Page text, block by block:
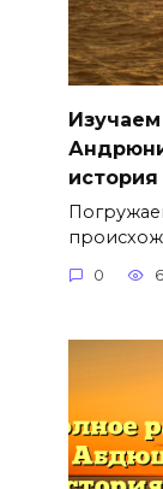
0